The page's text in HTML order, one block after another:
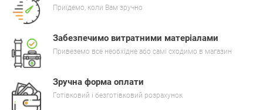
Приїдемо, коли Вам зручно
Забезпечимо витратними матеріалами
Привеземо все необхідне або самі сходимо в магазин
Зручна форма оплати
Готівковий і безготівковий розрахунок